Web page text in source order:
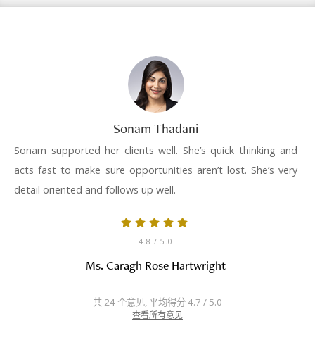
Sonam Thadani
Sonam supported her clients well. She’s quick thinking and
acts fast to make sure opportunities aren’t lost. She’s very
detail oriented and follows up well.
4.8 / 5.0
Ms. Caragh Rose Hartwright
共 24 个意见, 平均得分 4.7 / 5.0
查看所有意见